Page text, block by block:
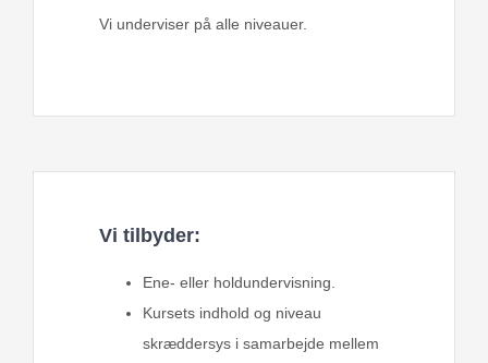
Vi underviser på alle niveauer.
Vi tilbyder:
Ene- eller holdundervisning.
Kursets indhold og niveau
skræddersys i samarbejde mellem